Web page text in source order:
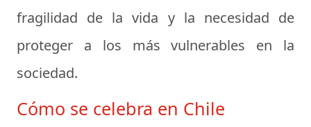
fragilidad de la vida y la necesidad de
proteger a los más vulnerables en la
sociedad.
Cómo se celebra en Chile